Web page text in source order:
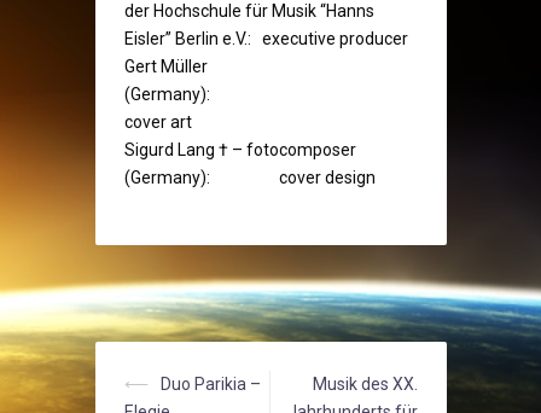
der Hochschule für Musik “Hanns
Eisler” Berlin e.V.: executive producer
Gert Müller
(Germany):
cover art
Sigurd Lang † – fotocomposer
(Germany): cover design
Post
⟵
Duo Parikia –
Musik des XX.